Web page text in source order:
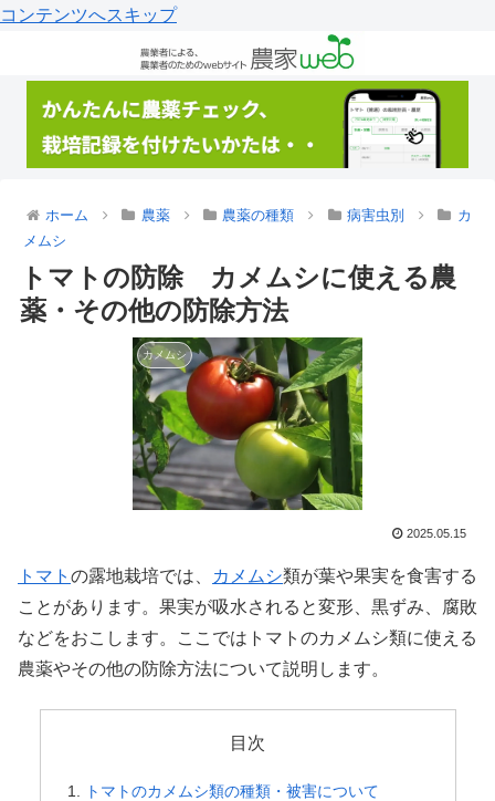
コンテンツへスキップ
ホーム 農薬 農薬の種類 病害虫別
カ
メムシ
トマトの防除 カメムシに使える農
薬・その他の防除方法
カメムシ
2025.05.15
トマト の露地栽培では、 カメムシ類が葉や果実を食害する
ことがあります。果実が吸水されると変形、黒ずみ、腐敗
などをおこします。ここではトマトのカメムシ類に使える
農薬やその他の防除方法について説明します。
目次
トマトのカメムシ類の種類・被害について